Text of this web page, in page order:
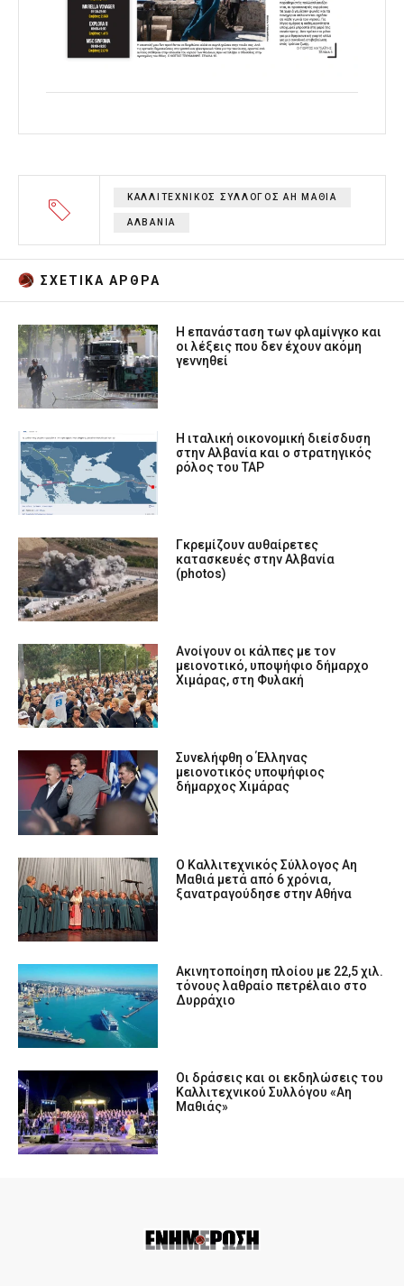
ΚΑΛΛΙΤΕΧΝΙΚΟΣ ΣΥΛΛΟΓΟΣ ΑΗ ΜΑΘΙΑ
ΑΛΒΑΝΙΑ
ΣΧΕΤΙΚA AΡΘΡΑ
Η επανάσταση των φλαμίνγκο και
οι λέξεις που δεν έχουν ακόμη
γεννηθεί
Η ιταλική οικονομική διείσδυση
στην Αλβανία και ο στρατηγικός
ρόλος του TAP
Γκρεμίζουν αυθαίρετες
κατασκευές στην Αλβανία
(photos)
Ανοίγουν οι κάλπες με τον
μειονοτικό, υποψήφιο δήμαρχο
Χιμάρας, στη Φυλακή
Συνελήφθη ο Έλληνας
μειονοτικός υποψήφιος
δήμαρχος Χιμάρας
Ο Καλλιτεχνικός Σύλλογος Αη
Μαθιά μετά από 6 χρόνια,
ξανατραγούδησε στην Αθήνα
Ακινητοποίηση πλοίου με 22,5 χιλ.
τόνους λαθραίο πετρέλαιο στο
Δυρράχιο
Οι δράσεις και οι εκδηλώσεις του
Καλλιτεχνικού Συλλόγου «Αη
Μαθιάς»